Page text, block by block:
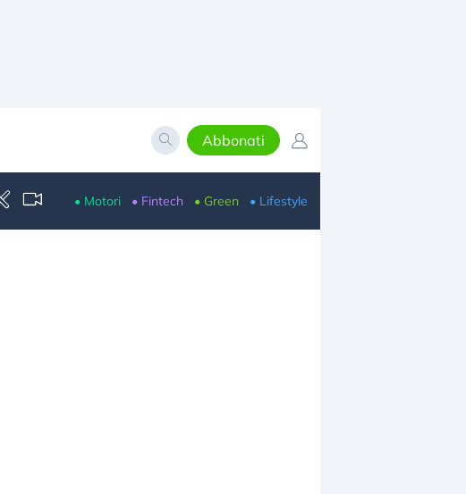
Abbonati
• Motori • Fintech • Green • Lifestyle